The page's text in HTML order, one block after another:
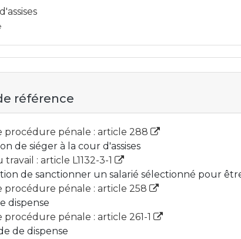
référence
procédure pénale : article 288
de siéger à la cour d'assises
travail : article L1132-3-1
de sanctionner un salarié sélectionné pour
procédure pénale : article 258
dispense
procédure pénale : article 261-1
de dispense